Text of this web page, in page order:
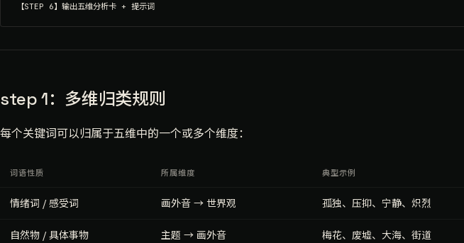
step 1：多维归类规则
每个关键词可以归属于五维中的一个或多个维度：
词语性质 所属维度 典型示例
情绪词 / 感受词 画外音 → 世界观 孤独、压抑、宁静、炽烈
自然物 / 具体事物 主题 → 画外音 梅花、废墟、大海、街道